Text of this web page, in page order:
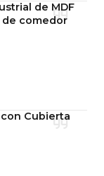
de MDF
de comedor
Cubierta